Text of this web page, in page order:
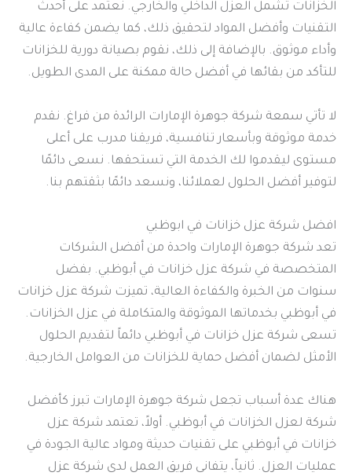
الخزانات تشمل العزل الداخلي والخارجي. نعتمد على أحدث
التقنيات وأفضل المواد لتحقيق ذلك، كما يضمن كفاءة عالية
وأداء موثوق. بالإضافة إلى ذلك، نقوم بصيانة دورية للخزانات
للتأكد من بقائها في أفضل حالة ممكنة على المدى الطويل.
لا تأتي سمعة شركة جوهرة الإمارات الرائدة من فراغ. نقدم
خدمة موثوقة وبأسعار تنافسية، فريقنا مدرب على أعلى
مستوى ليقدموا لك الخدمة التي تستحقها. نسعى دائمًا
لتوفير أفضل الحلول لعملائنا، ونسعد دائمًا بثقتهم بنا.
افضل شركة عزل خزانات في ابوظبي
تعد شركة جوهرة الإمارات واحدة من أفضل الشركات
المتخصصة في شركة عزل خزانات في أبوظبي. بفضل
سنوات من الخبرة والكفاءة العالية، تميزت شركة عزل خزانات
في أبوظبي بخدماتها الموثوقة والمتكاملة في عزل الخزانات.
تسعى شركة عزل خزانات في أبوظبي دائماً لتقديم الحلول
الأمثل لضمان أفضل حماية للخزانات من العوامل الخارجية.
هناك عدة أسباب تجعل شركة جوهرة الإمارات تبرز كأفضل
شركة لعزل الخزانات في أبوظبي. أولاً، تعتمد شركة عزل
خزانات في أبوظبي على تقنيات حديثة ومواد عالية الجودة في
عمليات العزل. ثانياً، يتفانى فريق العمل لدى شركة عزل